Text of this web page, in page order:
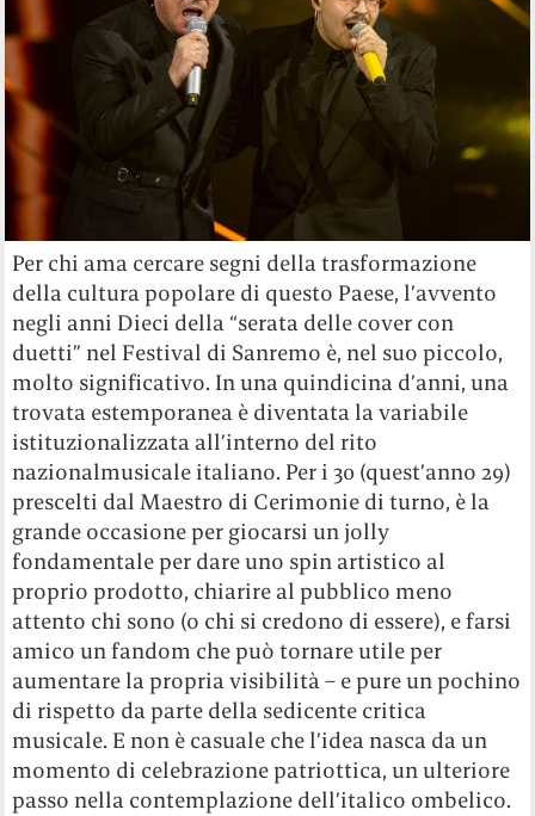
Per chi ama cercare segni della trasformazione
della cultura popolare di questo Paese, l’avvento
negli anni Dieci della “serata delle cover con
duetti” nel Festival di Sanremo è, nel suo piccolo,
molto significativo. In una quindicina d’anni, una
trovata estemporanea è diventata la variabile
istituzionalizzata all’interno del rito
nazionalmusicale italiano. Per i 30 (quest’anno 29)
prescelti dal Maestro di Cerimonie di turno, è la
grande occasione per giocarsi un jolly
fondamentale per dare uno spin artistico al
proprio prodotto, chiarire al pubblico meno
attento chi sono (o chi si credono di essere), e farsi
amico un fandom che può tornare utile per
aumentare la propria visibilità – e pure un pochino
di rispetto da parte della sedicente critica
musicale. E non è casuale che l’idea nasca da un
momento di celebrazione patriottica, un ulteriore
passo nella contemplazione dell’italico ombelico.